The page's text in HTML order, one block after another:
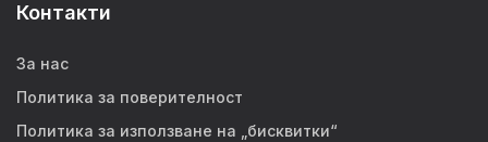
Контакти
За нас
Политика за поверителност
Политика за използване на „бисквитки“